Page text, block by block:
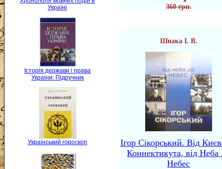
Україні
Історія держави і права
України: Підручник
Український гороскоп
360 грн.
Шпака І. В.
Ігор Сікорський. Від
Коннектикута, від Неба
Небес